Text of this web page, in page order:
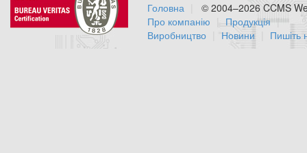
© 2004–2026 CCMS
Головна
Про компанію
Продукція
Виробництво
Новини Пишіть